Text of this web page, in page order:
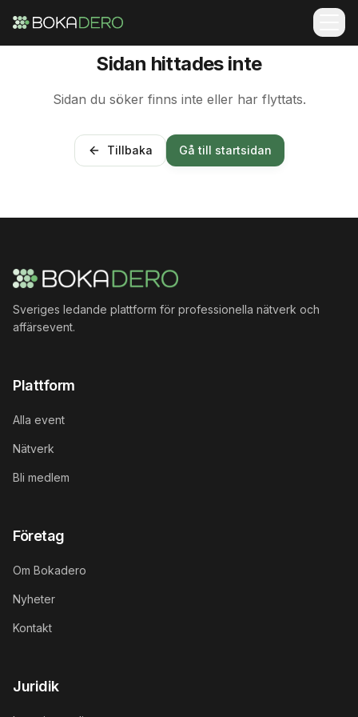
Sidan hittades inte
Sidan du söker finns inte eller har flyttats.
Tillbaka Gå till startsidan
Sveriges ledande plattform för professionella nätverk och
affärsevent.
Plattform
Alla event
Nätverk
Bli medlem
Företag
Om Bokadero
Nyheter
Kontakt
Juridik